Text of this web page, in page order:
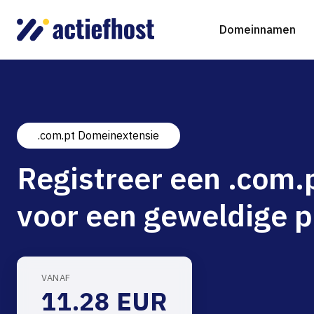
Domeinnamen
Domeinnaam registreren
Domeinnaam verhuizen
gTLD-extensies
Webhosting
NGINX Hosting
Virtual Servers
Beheerde Cloud Virtuele Server
.com.pt Domeinextensie
Registreer een
voor een geweldige
VANAF
11.28 EUR